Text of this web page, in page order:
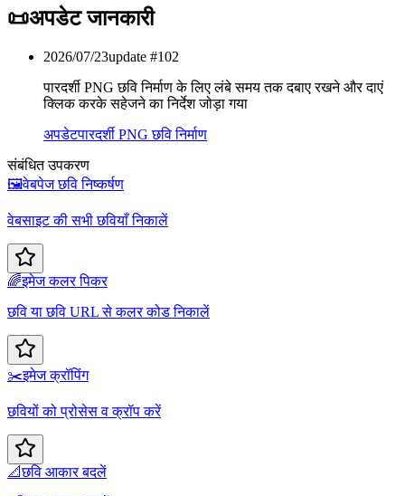
📜अपडेट जानकारी
2026/07/23update #102
पारदर्शी PNG छवि निर्माण के लिए लंबे समय तक दबाए रखने और दाएं
क्लिक करके सहेजने का निर्देश जोड़ा गया
अपडेटपारदर्शी PNG छवि निर्माण
संबंधित उपकरण
🖼️वेबपेज छवि निष्कर्षण
वेबसाइट की सभी छवियाँ निकालें
🌈इमेज कलर पिकर
छवि या छवि URL से कलर कोड निकालें
✂️इमेज क्रॉपिंग
छवियों को प्रोसेस व क्रॉप करें
📐छवि आकार बदलें